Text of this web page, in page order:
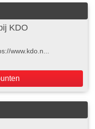
KDO
www.kdo.n...